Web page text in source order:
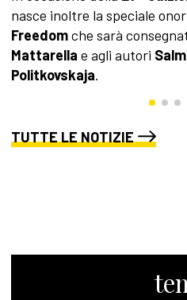
nasce inoltre la speciale
Freedomche sarà
Mattarella e agli autori
Politkovskaja.
TUTTE LE NOTIZIE